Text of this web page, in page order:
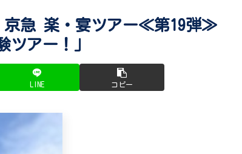
京急 楽・宴ツアー≪第19弾≫
アー！」
LINE コピー